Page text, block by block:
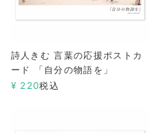
詩人きむ 言葉の応援ポストカ
ード 「自分の物語を」
¥ 220税込